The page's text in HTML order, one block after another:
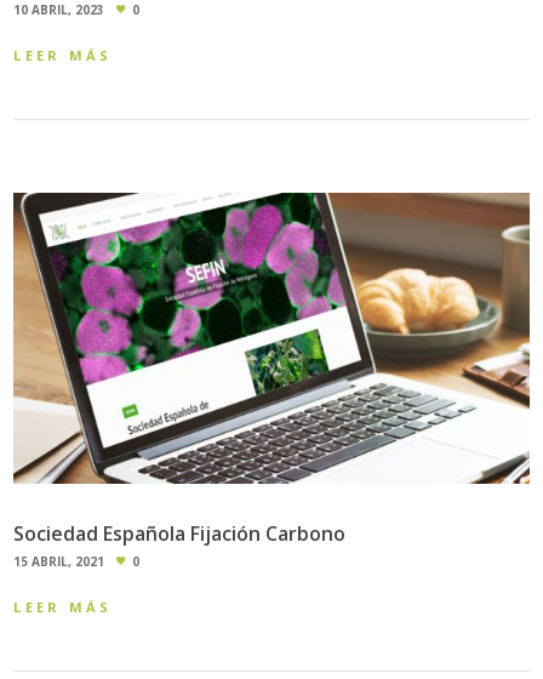
10 ABRIL, 2023 0
LEER MÁS
Sociedad Española Fijación Carbono
15 ABRIL, 2021 0
LEER MÁS